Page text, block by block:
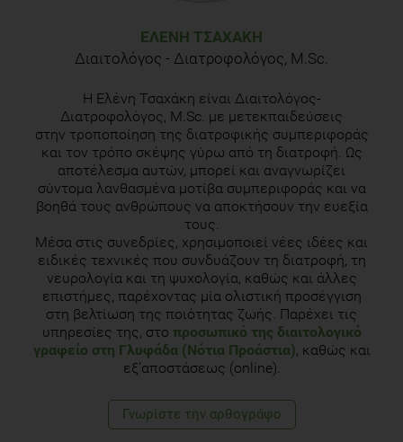
ΕΛΈΝΗ ΤΣΑΧΆΚΗ
Διαιτολόγος - Διατροφολόγος, M.Sc.
Η Ελένη Τσαχάκη είναι Διαιτολόγος-
Διατροφολόγος, M.Sc. με μετεκπαιδεύσεις
στην τροποποίηση της διατροφικής συμπεριφοράς
και τον τρόπο σκέψης γύρω από τη διατροφή. Ως
αποτέλεσμα αυτών, μπορεί και αναγνωρίζει
σύντομα λανθασμένα μοτίβα συμπεριφοράς και να
βοηθά τους ανθρώπους να αποκτήσουν την ευεξία
τους.
Μέσα στις συνεδρίες, χρησιμοποιεί νέες ιδέες και
ειδικές τεχνικές που συνδυάζουν τη διατροφή, τη
νευρολογία και τη ψυχολογία, καθώς και άλλες
επιστήμες, παρέχοντας μία ολιστική προσέγγιση
στη βελτίωση της ποιότητας ζωής. Παρέχει τις
υπηρεσίες της, στο προσωπικό της διαιτολογικό
γραφείο στη Γλυφάδα (Νότια Προάστια) , καθώς και
εξ’αποστάσεως (online).
Γνωρίστε την αρθογράφο